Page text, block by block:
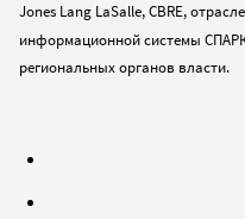
Jones Lang LaSalle, CBRE,
информационной системы
региональных органов власти.